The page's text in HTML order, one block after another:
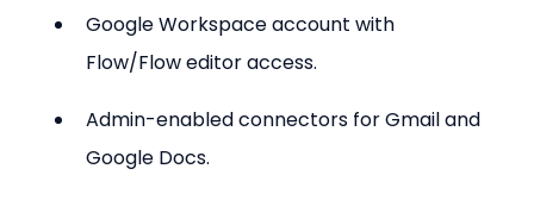
Google Workspace account with
Flow/Flow editor access.
Admin-enabled connectors for Gmail and
Google Docs.